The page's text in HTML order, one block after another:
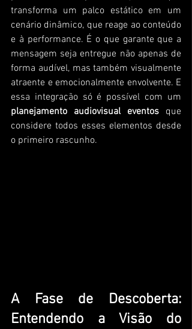
transforma um palco estático em um
cenário dinâmico, que reage ao conteúdo
e à performance. É o que garante que a
mensagem seja entregue não apenas de
forma audível, mas também visualmente
atraente e emocionalmente envolvente. E
planejamento audiovisual eventos que
considere todos esses elementos desde
o primeiro rascunho.
A Fase de Descoberta:
Entendendo a Visão do